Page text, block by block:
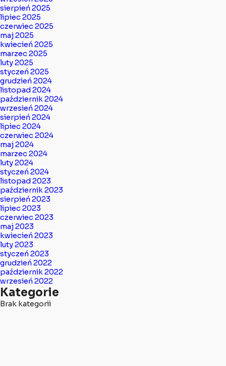
sierpień 2025
lipiec 2025
czerwiec 2025
maj 2025
kwiecień 2025
marzec 2025
luty 2025
styczeń 2025
grudzień 2024
listopad 2024
październik 2024
wrzesień 2024
sierpień 2024
lipiec 2024
czerwiec 2024
maj 2024
marzec 2024
luty 2024
styczeń 2024
listopad 2023
październik 2023
sierpień 2023
lipiec 2023
czerwiec 2023
maj 2023
kwiecień 2023
luty 2023
styczeń 2023
grudzień 2022
październik 2022
wrzesień 2022
Kategorie
Brak kategorii